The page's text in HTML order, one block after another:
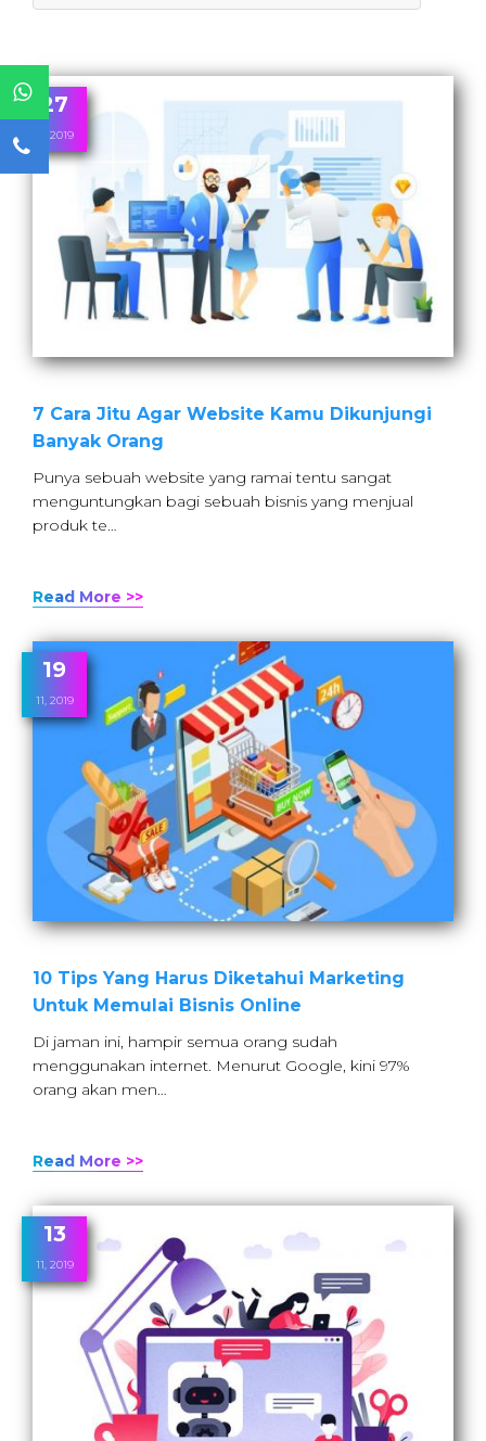
27
11, 2019
7 Cara Jitu Agar Website Kamu Dikunjungi
Banyak Orang
Punya sebuah website yang ramai tentu sangat
menguntungkan bagi sebuah bisnis yang menjual
produk te…
Read More >>
19
11, 2019
10 Tips Yang Harus Diketahui Marketing
Untuk Memulai Bisnis Online
Di jaman ini, hampir semua orang sudah
menggunakan internet. Menurut Google, kini 97%
orang akan men…
Read More >>
13
11, 2019